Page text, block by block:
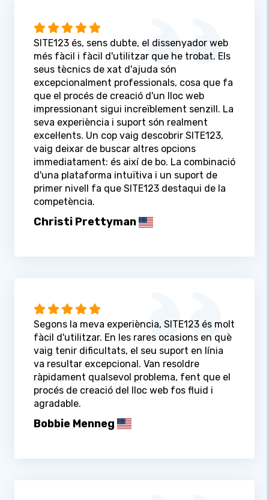
SITE123 és, sens dubte, el dissenyador web
més fàcil i fàcil d'utilitzar que he trobat. Els
seus tècnics de xat d'ajuda són
excepcionalment professionals, cosa que fa
que el procés de creació d'un lloc web
impressionant sigui increïblement senzill. La
seva experiència i suport són realment
excel·lents. Un cop vaig descobrir SITE123,
vaig deixar de buscar altres opcions
immediatament: és així de bo. La combinació
d'una plataforma intuïtiva i un suport de
primer nivell fa que SITE123 destaqui de la
competència.
Christi Prettyman
Segons la meva experiència, SITE123 és molt
fàcil d'utilitzar. En les rares ocasions en què
vaig tenir dificultats, el seu suport en línia
va resultar excepcional. Van resoldre
ràpidament qualsevol problema, fent que el
procés de creació del lloc web fos fluid i
agradable.
Bobbie Menneg